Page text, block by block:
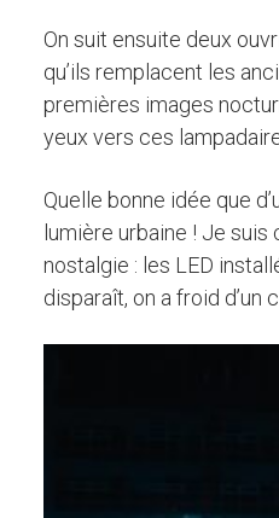
On suit ensuite deux
qu’ils remplacent les
premières images
yeux vers ces
Quelle bonne idée que
lumière urbaine ! Je suis
nostalgie : les LED
disparaît, on a froid d’un